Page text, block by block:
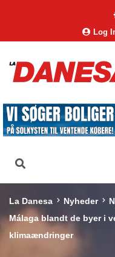
Log
La Danesa Nyheder
Málaga blandt de byer i
klimaændringer